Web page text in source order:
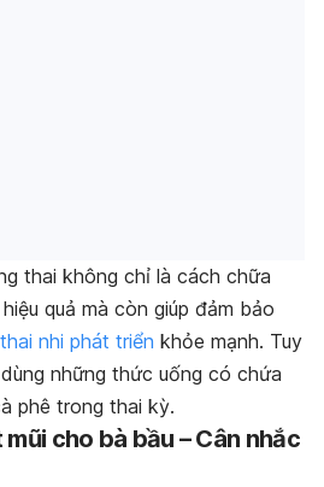
thai không chỉ là cách chữa
quả mà còn giúp đảm bảo
thai nhi phát triển khỏe mạnh. Tuy
những thức uống có chứa
phê trong thai kỳ.
cho bà bầu – Cân nhắc